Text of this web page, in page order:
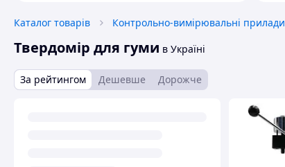
Каталог товарів Контрольно-вимірювальні прилади
Твердомір для гуми в Україні
За рейтингом Дешевше Дорожче